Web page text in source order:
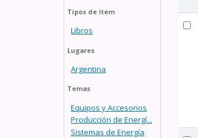
Tipos de ítem
Libros
Lugares
Argentina
Temas
Equipos y Accesorios
Producción de Energí...
Sistemas de Energía